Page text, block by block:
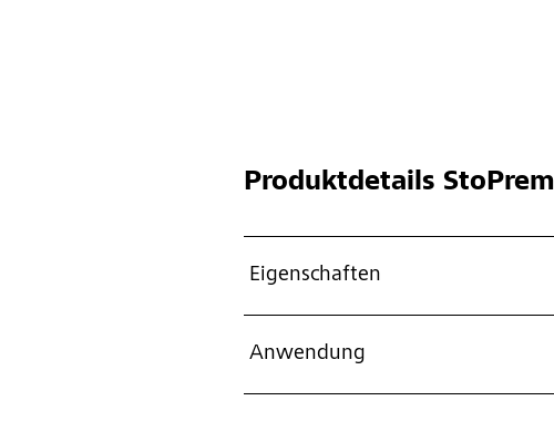
Produktdetails
Eigenschaften
Anwendung